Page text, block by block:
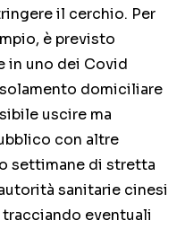
il cerchio. Per
è previsto
in uno dei Covid
domiciliare
uscire ma
con altre
settimane di stretta
sanitarie cinesi
eventuali